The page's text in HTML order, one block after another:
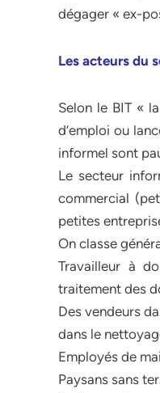
dégager « ex-
Les acteurs du
Selon le BIT «
d’emploi ou
informel sont
Le secteur
commercial
petites
On classe
Travailleur à
traitement des
Des vendeurs
dans le
Employés de
Paysans sans